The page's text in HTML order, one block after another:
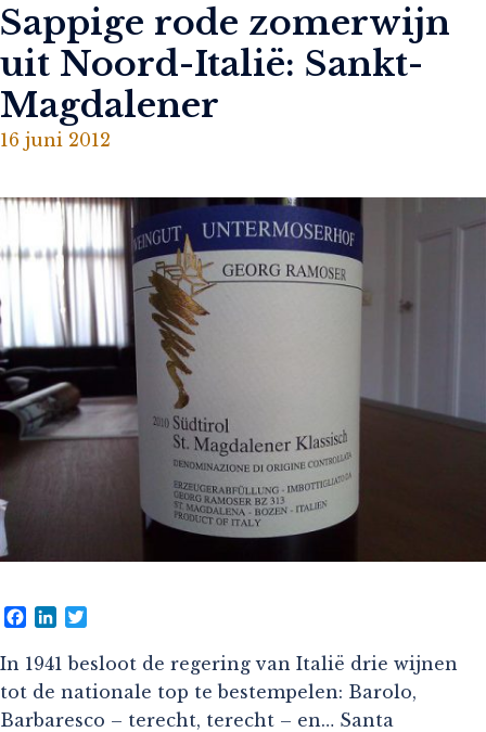
Sappige rode zomerwijn
uit Noord-Italië: Sankt-
Magdalener
16 juni 2012
Facebook
LinkedIn
In 1941 besloot de regering van Italië drie wijnen
tot de nationale top te bestempelen: Barolo,
Barbaresco – terecht, terecht – en… Santa